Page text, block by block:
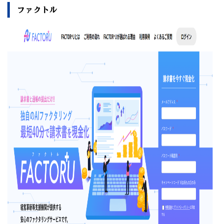
ファクトル